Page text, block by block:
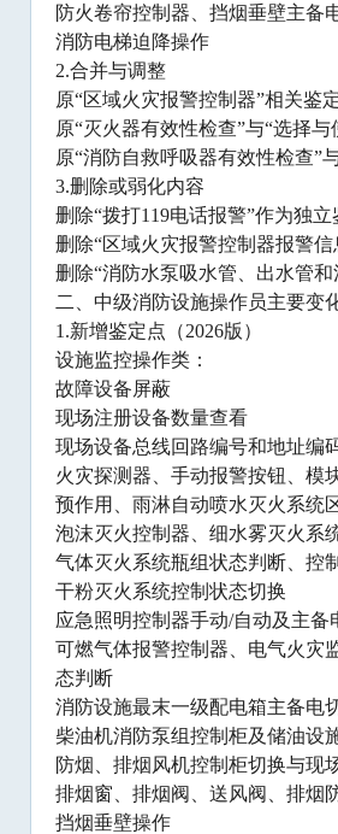
防火卷帘控制器、挡烟垂壁主备
消防电梯迫降操作
2.合并与调整
原“区域火灾报警控制器”相关鉴
原“灭火器有效性检查”与“选择
原“消防自救呼吸器有效性检查”
3.删除或弱化内容
删除“拨打119电话报警”作为独立
删除“区域火灾报警控制器报警
删除“消防水泵吸水管、出水管
二、中级消防设施操作员主要变
1.新增鉴定点（2026版）
设施监控操作类：
故障设备屏蔽
现场注册设备数量查看
现场设备总线回路编号和地址编
火灾探测器、手动报警按钮、模
预作用、雨淋自动喷水灭火系统
泡沫灭火控制器、细水雾灭火系
气体灭火系统瓶组状态判断、控
干粉灭火系统控制状态切换
应急照明控制器手动/自动及主备
可燃气体报警控制器、电气火灾
态判断
消防设施最末一级配电箱主备电
柴油机消防泵组控制柜及储油设
防烟、排烟风机控制柜切换与现
排烟窗、排烟阀、送风阀、排烟
挡烟垂壁操作